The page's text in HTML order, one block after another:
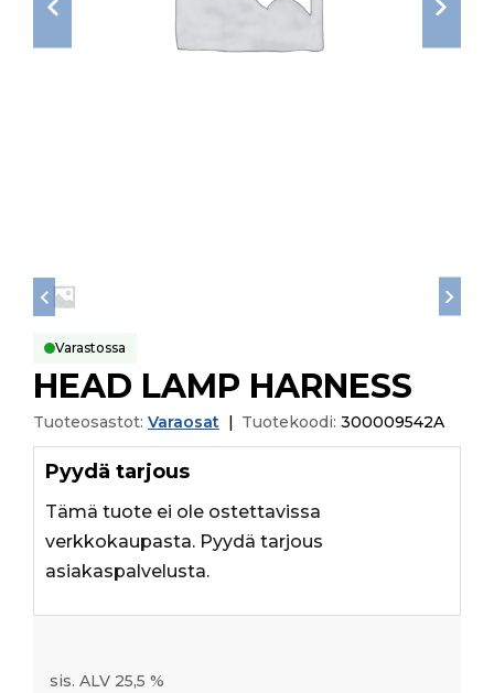
Varastossa
HEAD LAMP HARNESS
Tuoteosastot: Varaosat Tuotekoodi: 300009542A
Pyydä tarjous
Tämä tuote ei ole ostettavissa
verkkokaupasta. Pyydä tarjous
asiakaspalvelusta.
sis. ALV 25,5 %